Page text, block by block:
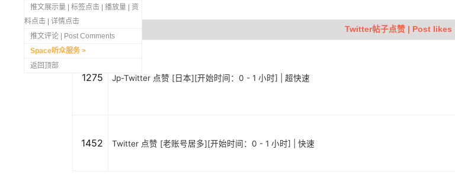
Twitter帖子点赞 | Post likes
1275 Jp-Twitter 点赞 [日本][开始时间：0 - 1 小时] | 超快速
1452 Twitter 点赞 [老账号居多][开始时间：0 - 1 小时] | 快速
推文展示量 | 标签点击 | 播放量 | 资
料点击 | 详情点击
推文评论 | Post Comments
Space听众服务
返回顶部